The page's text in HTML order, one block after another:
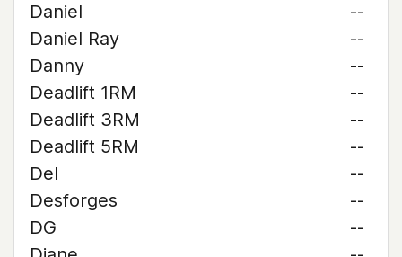
Daniel
--
Daniel Ray
--
Danny
--
Deadlift 1RM
--
Deadlift 3RM
--
Deadlift 5RM
--
Del
--
Desforges
--
DG
--